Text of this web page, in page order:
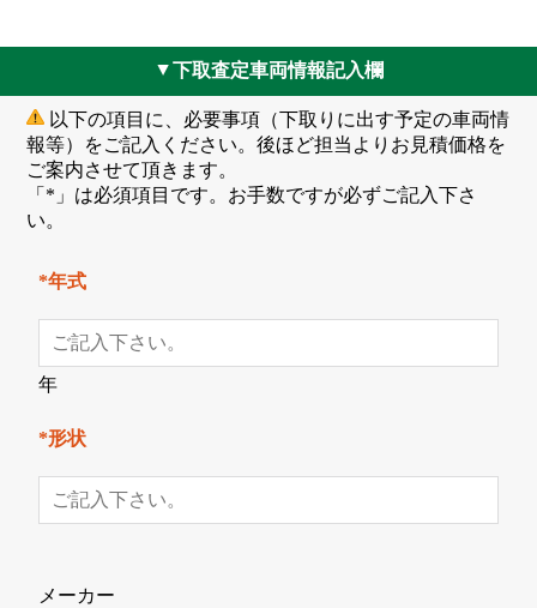
▲下取査定車両情報記入欄
以下の項目に、必要事項（下取りに出す予定の車両情
報等）をご記入ください。後ほど担当よりお見積価格を
ご案内させて頂きます。
「*」は必須項目です。お手数ですが必ずご記入下さ
い。
*年式
年
*形状
メーカー